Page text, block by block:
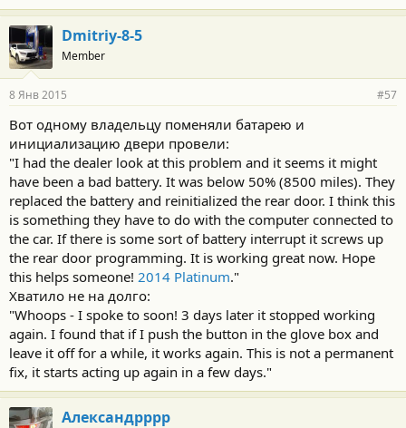
Dmitriy-8-5
Member
8 Янв 2015 #57
Вот одному владельцу поменяли батарею и
инициализацию двери провели:
"I had the dealer look at this problem and it seems it might
have been a bad battery. It was below 50% (8500 miles). They
replaced the battery and reinitialized the rear door. I think this
is something they have to do with the computer connected to
the car. If there is some sort of battery interrupt it screws up
the rear door programming. It is working great now. Hope
this helps someone! 2014 Platinum."
Хватило не на долго:
"Whoops - I spoke to soon! 3 days later it stopped working
again. I found that if I push the button in the glove box and
leave it off for a while, it works again. This is not a permanent
fix, it starts acting up again in a few days."
Александрррр